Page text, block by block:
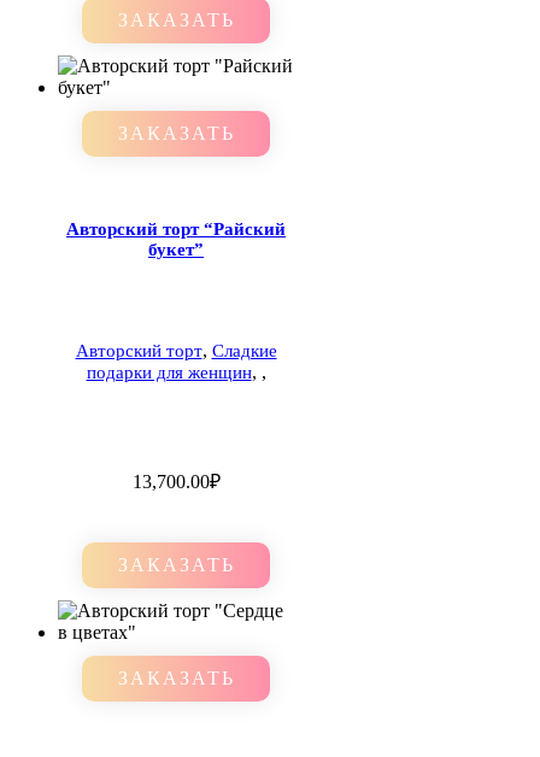
ЗАКАЗАТЬ
ЗАКАЗАТЬ
Авторский торт “Райский
букет”
Авторский торт, Сладкие
подарки для женщин, ,
13,700.00₽
ЗАКАЗАТЬ
ЗАКАЗАТЬ